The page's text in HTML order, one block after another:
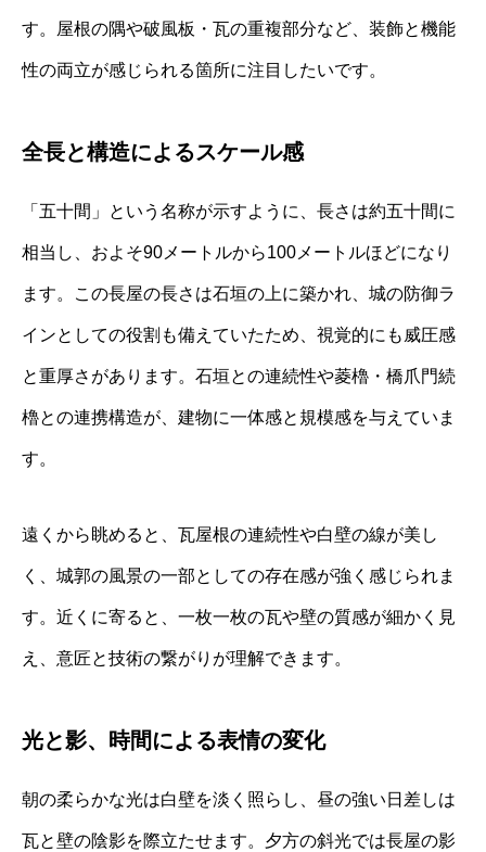
す。屋根の隅や破風板・瓦の重複部分など、装飾と機能
性の両立が感じられる箇所に注目したいです。
全長と構造によるスケール感
「五十間」という名称が示すように、長さは約五十間に
相当し、およそ90メートルから100メートルほどになり
ます。この長屋の長さは石垣の上に築かれ、城の防御ラ
インとしての役割も備えていたため、視覚的にも威圧感
と重厚さがあります。石垣との連続性や菱櫓・橋爪門続
櫓との連携構造が、建物に一体感と規模感を与えていま
す。
遠くから眺めると、瓦屋根の連続性や白壁の線が美し
く、城郭の風景の一部としての存在感が強く感じられま
す。近くに寄ると、一枚一枚の瓦や壁の質感が細かく見
え、意匠と技術の繋がりが理解できます。
光と影、時間による表情の変化
朝の柔らかな光は白壁を淡く照らし、昼の強い日差しは
瓦と壁の陰影を際立たせます。夕方の斜光では長屋の影